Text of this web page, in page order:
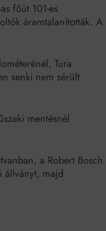
főút 101-es
áramtalanították. A
Tura
senki nem sérült
mentésnél
a Robert Bosch
állványt, majd